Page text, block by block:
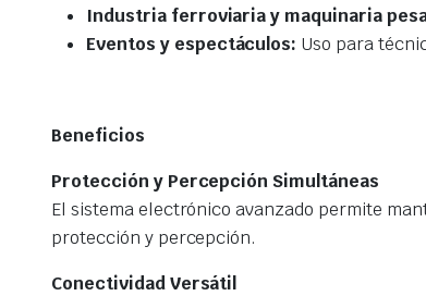
Industria ferroviaria y maquinaria
Eventos y espectáculos: Uso para
Beneficios
Protección y Percepción Simultáneas
El sistema electrónico avanzado permite
protección y percepción.
Conectividad Versátil